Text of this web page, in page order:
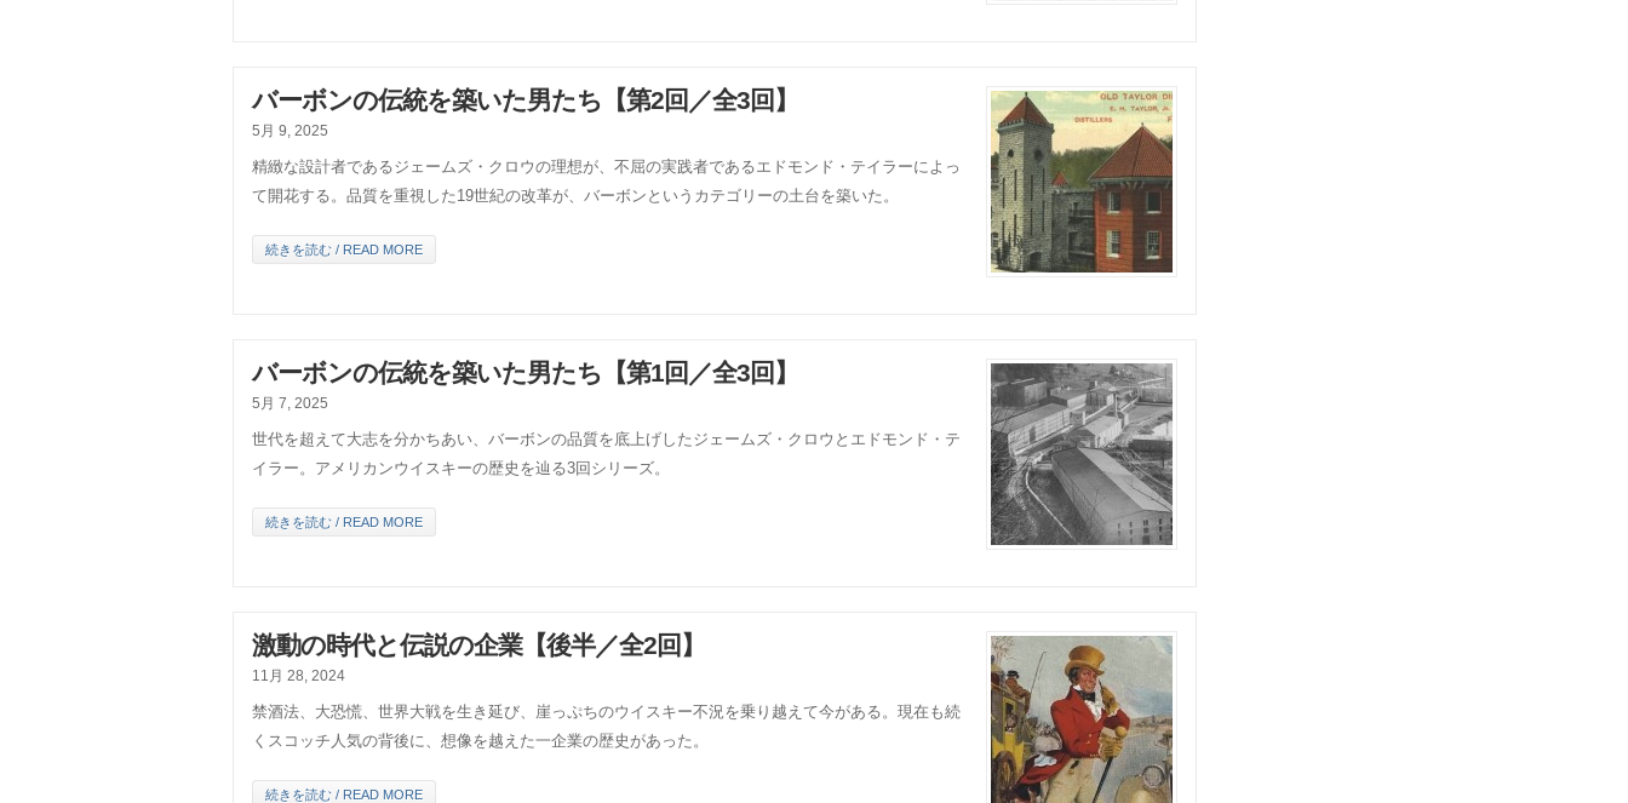
バーボンの伝統を築いた男たち【第2回／全3回】
5月 9, 2025
精緻な設計者であるジェームズ・クロウの理想が、不屈の実践者であるエドモンド・テイラーによっ
て開花する。品質を重視した19世紀の改革が、バーボンというカテゴリーの土台を築いた。
続きを読む / READ MORE
バーボンの伝統を築いた男たち【第1回／全3回】
5月 7, 2025
世代を超えて大志を分かちあい、バーボンの品質を底上げしたジェームズ・クロウとエドモンド・テ
イラー。アメリカンウイスキーの歴史を辿る3回シリーズ。
続きを読む / READ MORE
激動の時代と伝説の企業【後半／全2回】
11月 28, 2024
禁酒法、大恐慌、世界大戦を生き延び、崖っぷちのウイスキー不況を乗り越えて今がある。現在も続
くスコッチ人気の背後に、想像を越えた一企業の歴史があった。
続きを読む / READ MORE